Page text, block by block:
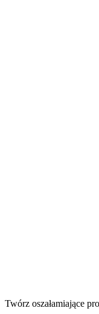
Twórz oszałamiające